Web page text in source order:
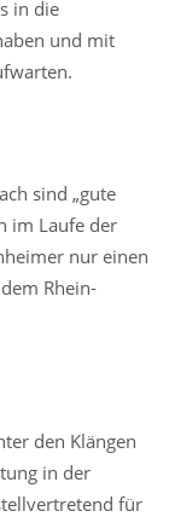
in die
und mit
sind „gute
im Laufe der
nur einen
Rhein-
den Klängen
in der
für